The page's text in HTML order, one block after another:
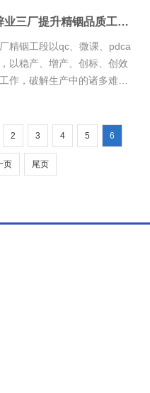
· 创新是发展的根本——豫光锌业三厂提升精铟品质工作侧记
精铟工段以qc、微课、pdca
以稳产、增产、创标、创效
作，破解生产中的诸多难
2 3 4 5 6
页 尾页